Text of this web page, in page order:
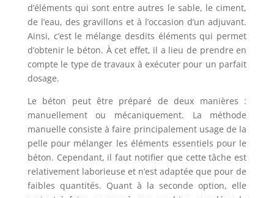
d’éléments qui sont entre autres le sable, le ciment,
de l’eau, des gravillons et à l’occasion d’un adjuvant.
Ainsi, c’est le mélange desdits éléments qui permet
d’obtenir le béton. À cet effet, il a lieu de prendre en
compte le type de travaux à exécuter pour un parfait
dosage.
Le béton peut être préparé de deux manières :
manuellement ou mécaniquement. La méthode
manuelle consiste à faire principalement usage de la
pelle pour mélanger les éléments essentiels pour le
béton. Cependant, il faut notifier que cette tâche est
relativement laborieuse et n’est adaptée que pour de
faibles quantités. Quant à la seconde option, elle